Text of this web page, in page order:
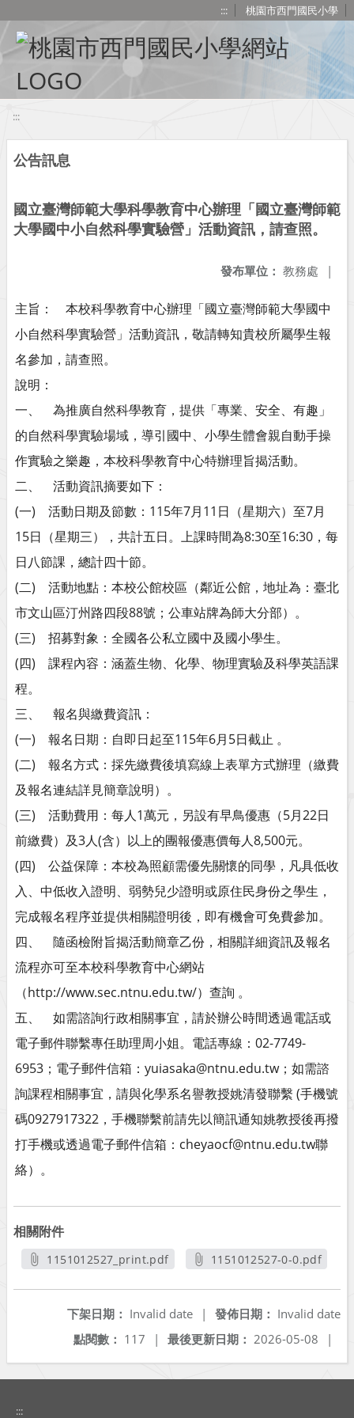
::: 桃園市西門國民小學
:::
公告訊息
國立臺灣師範大學科學教育中心辦理「國立臺灣師範
大學國中小自然科學實驗營」活動資訊，請查照。
發布單位： 教務處 |
主旨： 本校科學教育中心辦理「國立臺灣師範大學國中
小自然科學實驗營」活動資訊，敬請轉知貴校所屬學生報
名參加，請查照。
說明：
一、 為推廣自然科學教育，提供「專業、安全、有趣」
的自然科學實驗場域，導引國中、小學生體會親自動手操
作實驗之樂趣，本校科學教育中心特辦理旨揭活動。
二、 活動資訊摘要如下：
(一) 活動日期及節數：115年7月11日（星期六）至7月
15日（星期三），共計五日。上課時間為8:30至16:30，每
日八節課，總計四十節。
(二) 活動地點：本校公館校區（鄰近公館，地址為：臺北
市文山區汀州路四段88號；公車站牌為師大分部）。
(三) 招募對象：全國各公私立國中及國小學生。
(四) 課程內容：涵蓋生物、化學、物理實驗及科學英語課
程。
三、 報名與繳費資訊：
(一) 報名日期：自即日起至115年6月5日截止 。
(二) 報名方式：採先繳費後填寫線上表單方式辦理（繳費
及報名連結詳見簡章說明）。
(三) 活動費用：每人1萬元，另設有早鳥優惠（5月22日
前繳費）及3人(含）以上的團報優惠價每人8,500元。
(四) 公益保障：本校為照顧需優先關懷的同學，凡具低收
入、中低收入證明、弱勢兒少證明或原住民身份之學生，
完成報名程序並提供相關證明後，即有機會可免費參加。
四、 隨函檢附旨揭活動簡章乙份，相關詳細資訊及報名
流程亦可至本校科學教育中心網站
（http://www.sec.ntnu.edu.tw/）查詢 。
五、 如需諮詢行政相關事宜，請於辦公時間透過電話或
電子郵件聯繫專任助理周小姐。電話專線：02-7749-
6953；電子郵件信箱：yuiasaka@ntnu.edu.tw；如需諮
詢課程相關事宜，請與化學系名譽教授姚清發聯繫 (手機號
碼0927917322，手機聯繫前請先以簡訊通知姚教授後再撥
打手機或透過電子郵件信箱：cheyaocf@ntnu.edu.tw聯
絡）。
相關附件
1151012527_print.pdf
1151012527-0-0.pdf
發佈日期： Invalid date
下架日期： Invalid date
|
最後更新日期： 2026-05-08 |
點閱數： 117 |
:::